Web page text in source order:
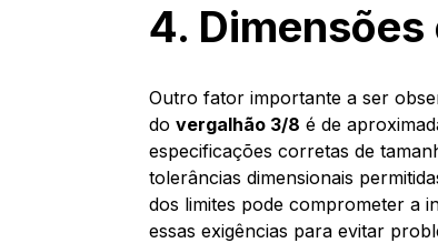
4.
Outro fator importante a ser
dovergalhão 3/8 é de
especificações corretas de
tolerâncias dimensionais
dos limites pode comprometer a
essas exigências para evitar